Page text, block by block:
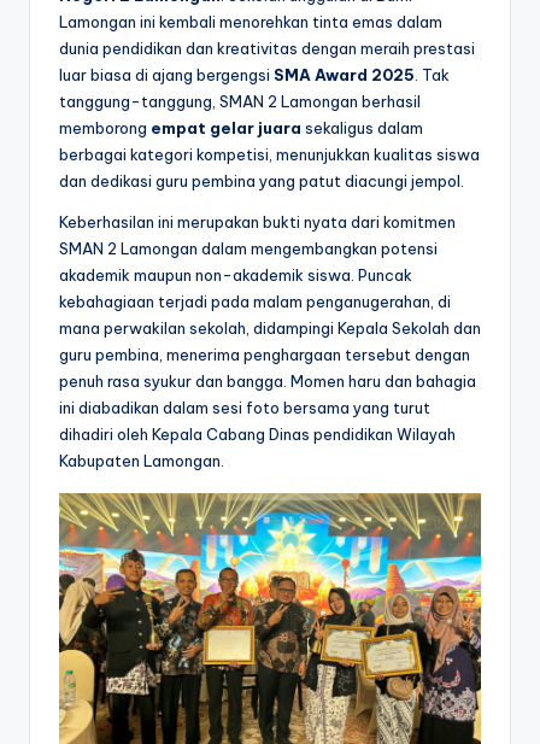
Lamongan ini kembali menorehkan tinta emas dalam
dunia pendidikan dan kreativitas dengan meraih prestasi
luar biasa di ajang bergengsi SMA Award 2025 . Tak
tanggung-tanggung, SMAN 2 Lamongan berhasil
memborong empat gelar juara sekaligus dalam
berbagai kategori kompetisi, menunjukkan kualitas siswa
dan dedikasi guru pembina yang patut diacungi jempol.
Keberhasilan ini merupakan bukti nyata dari komitmen
SMAN 2 Lamongan dalam mengembangkan potensi
akademik maupun non-akademik siswa. Puncak
kebahagiaan terjadi pada malam penganugerahan, di
mana perwakilan sekolah, didampingi Kepala Sekolah dan
guru pembina, menerima penghargaan tersebut dengan
penuh rasa syukur dan bangga. Momen haru dan bahagia
ini diabadikan dalam sesi foto bersama yang turut
dihadiri oleh Kepala Cabang Dinas pendidikan Wilayah
Kabupaten Lamongan.